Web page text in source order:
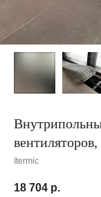
Itermic
18 704 р.